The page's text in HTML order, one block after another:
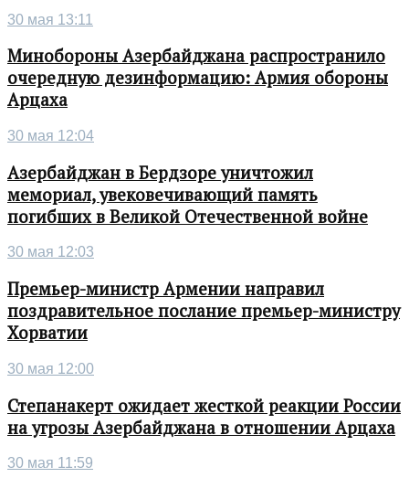
30 мая 13:11
Минобороны Азербайджана распространило
очередную дезинформацию: Армия обороны
Арцаха
30 мая 12:04
Азербайджан в Бердзоре уничтожил
мемориал, увековечивающий память
погибших в Великой Отечественной войне
30 мая 12:03
Премьер-министр Армении направил
поздравительное послание премьер-министру
Хорватии
30 мая 12:00
Степанакерт ожидает жесткой реакции России
на угрозы Азербайджана в отношении Арцаха
30 мая 11:59